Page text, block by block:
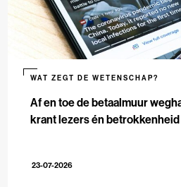
Af en toe de betaalmuur
krant lezers én
WAT ZEGT DE WETENSCHAP?
23-07-2026